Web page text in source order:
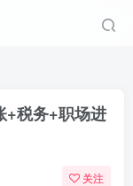
+税务+职场进
关注